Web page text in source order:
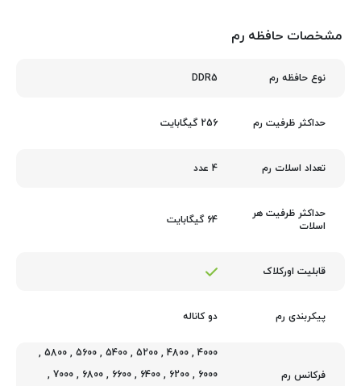
مشخصات حافظه رم
نوع حافظه رم DDR5
حداکثر ظرفیت رم 256 گیگابایت
تعداد اسلات رم 4 عدد
حداکثر ظرفیت هر
اسلات
64 گیگابایت
قابلیت اورکلاک
پیکربندی رم دو کاناله
فرکانس رم
4000
,
4800
,
5200
,
5400
,
5600
,
5800
,
6000
,
6200
,
6400
,
6600
,
6800
,
7000
,